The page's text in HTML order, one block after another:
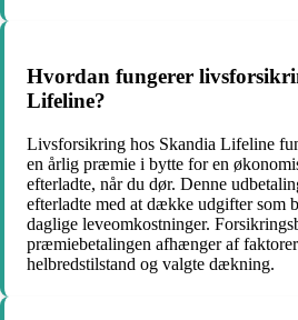
Hvordan fungerer
Lifeline?
Livsforsikring hos Skandia Lifeline
en årlig præmie i bytte for en
efterladte, når du dør. Denne
efterladte med at dække udgifter som
daglige leveomkostninger.
præmiebetalingen afhænger af
helbredstilstand og valgte dækning.